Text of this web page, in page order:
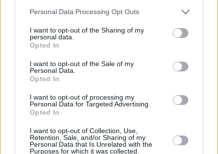
Please note that this website/app uses one or more Google
not limited to your visit or usage behaviour. You may click to
grant or deny consent to Google and its third-party tags to
use your data for below specified purposes in below Google
consent section.
Personal Data Processing Opt Outs
I want to opt-out of the Sharing of my
personal data.
Opted In
I want to opt-out of the Sale of my
Personal Data.
Opted In
I want to opt-out of processing my
Personal Data for Targeted Advertising.
Opted In
I want to opt-out of Collection, Use,
Retention, Sale, and/or Sharing of my
Personal Data that Is Unrelated with the
Purposes for which it was collected.
Βίντεο: Η στιγμή των πυροβολισμών έξω από νυχτερινό
πόρτα»
37 ετών ο υπάλληλος του νυχτερινού κέντρου που
09.09.2024, 09:54 165